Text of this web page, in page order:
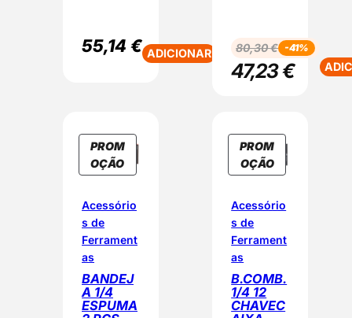
55,14 € ADICIONAR 80,30€ -41%
47,23€
PROM
OÇÃOP
R
D
T
E
M
Acessório
s de
Ferrament
as
BANDEJ
A 1/4
ESPUMA
PROM
OÇÃOP
R
D
T
E
M
Acessório
s de
Ferrament
as
B.COMB.
1/4 12
CHAVEC